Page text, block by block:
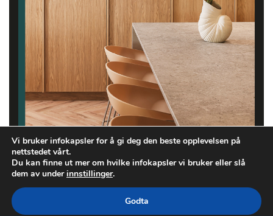
Vi bruker infokapsler for å gi deg den beste opplevelsen på
nettstedet vårt.
Du kan finne ut mer om hvilke infokapsler vi bruker eller slå
dem av underinnstillinger.
Godta